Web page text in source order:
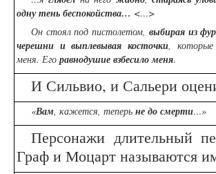
одну тень беспокойства… <…>
Он стоял под пистолетом, выбирая из
черешни и выплевывая косточки, которые
меня. Его равнодушие взбесило меня.
И Сильвио, и Сальери
«Вам, кажется, теперь не до смерти…»
Персонажи длительный
Граф и Моцарт называются